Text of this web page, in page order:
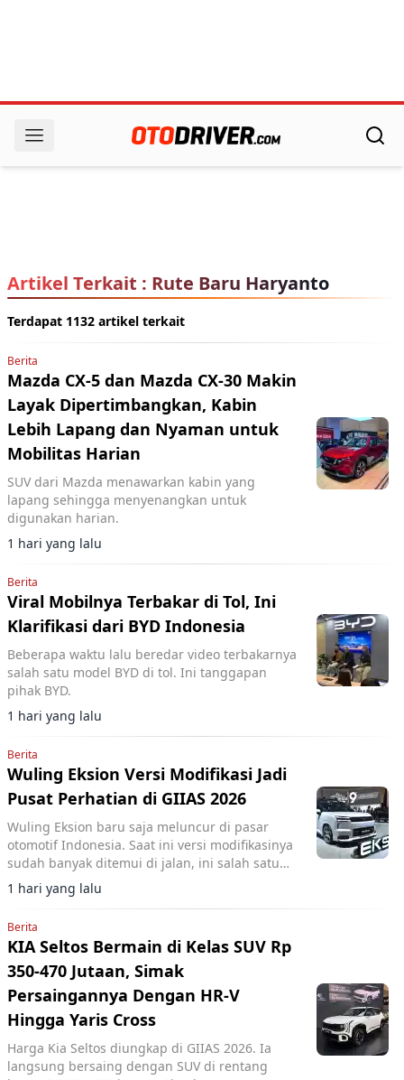
Artikel Terkait : Rute Baru Haryanto
Terdapat 1132 artikel terkait
Berita
Mazda CX-5 dan Mazda CX-30 Makin
Layak Dipertimbangkan, Kabin
Lebih Lapang dan Nyaman untuk
Mobilitas Harian
SUV dari Mazda menawarkan kabin yang
lapang sehingga menyenangkan untuk
digunakan harian.
1 hari yang lalu
Berita
Viral Mobilnya Terbakar di Tol, Ini
Klarifikasi dari BYD Indonesia
Beberapa waktu lalu beredar video terbakarnya
salah satu model BYD di tol. Ini tanggapan
pihak BYD.
1 hari yang lalu
Berita
Wuling Eksion Versi Modifikasi Jadi
Pusat Perhatian di GIIAS 2026
Wuling Eksion baru saja meluncur di pasar
otomotif Indonesia. Saat ini versi modifikasinya
sudah banyak ditemui di jalan, ini salah satu
referensinya.
1 hari yang lalu
Berita
KIA Seltos Bermain di Kelas SUV Rp
350-470 Jutaan, Simak
Persaingannya Dengan HR-V
Hingga Yaris Cross
Harga Kia Seltos diungkap di GIIAS 2026. Ia
langsung bersaing dengan SUV di rentang